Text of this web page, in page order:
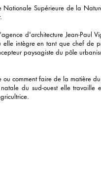
Supérieure de la
d'architecture Jean-
elle intègre en tant que chef
paysagiste du pôle
comment faire de la matière
du sud-ouest elle